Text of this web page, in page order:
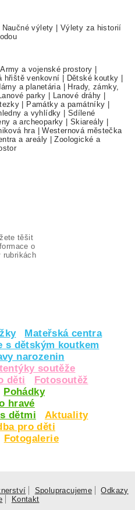
Naučné výlety
Výlety za historií
Army a vojenské prostory
hřiště venkovní Dětské koutky
a planetária
Hrady, zámky,
Lanové parky Lanové dráhy
Památky a památníky
a vyhlídky
Sdílené
a archeoparky Skiareály
hra |Westernová městečka
a areály |Zoologické a
těšit
o
rubrikách
Mateřská centra
s dětským koutkem
narozenin
soutěže
děti
Fotosoutěž
Pohádky
hravé
dětmi
Aktuality
pro děti
Fotogalerie
Spolupracujeme
Odkazy
Kontakt